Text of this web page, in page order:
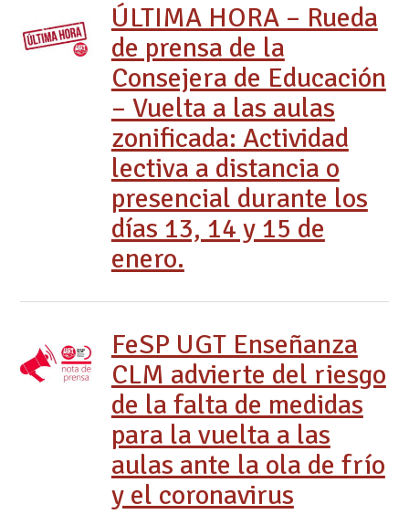
ÚLTIMA HORA – Rueda
de prensa de la
Consejera de Educación
– Vuelta a las aulas
zonificada: Actividad
lectiva a distancia o
presencial durante los
días 13, 14 y 15 de
enero.
FeSP UGT Enseñanza
CLM advierte del riesgo
de la falta de medidas
para la vuelta a las
aulas ante la ola de frío
y el coronavirus